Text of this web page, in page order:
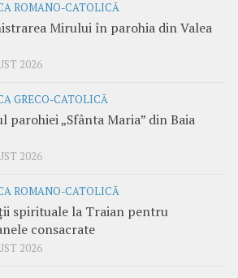
ROMANO-CATOLICĂ
Mirului în parohia din Valea
2026
GRECO-CATOLICĂ
parohiei „Sfânta Maria” din Baia
2026
ROMANO-CATOLICĂ
spirituale la Traian pentru
consacrate
2026